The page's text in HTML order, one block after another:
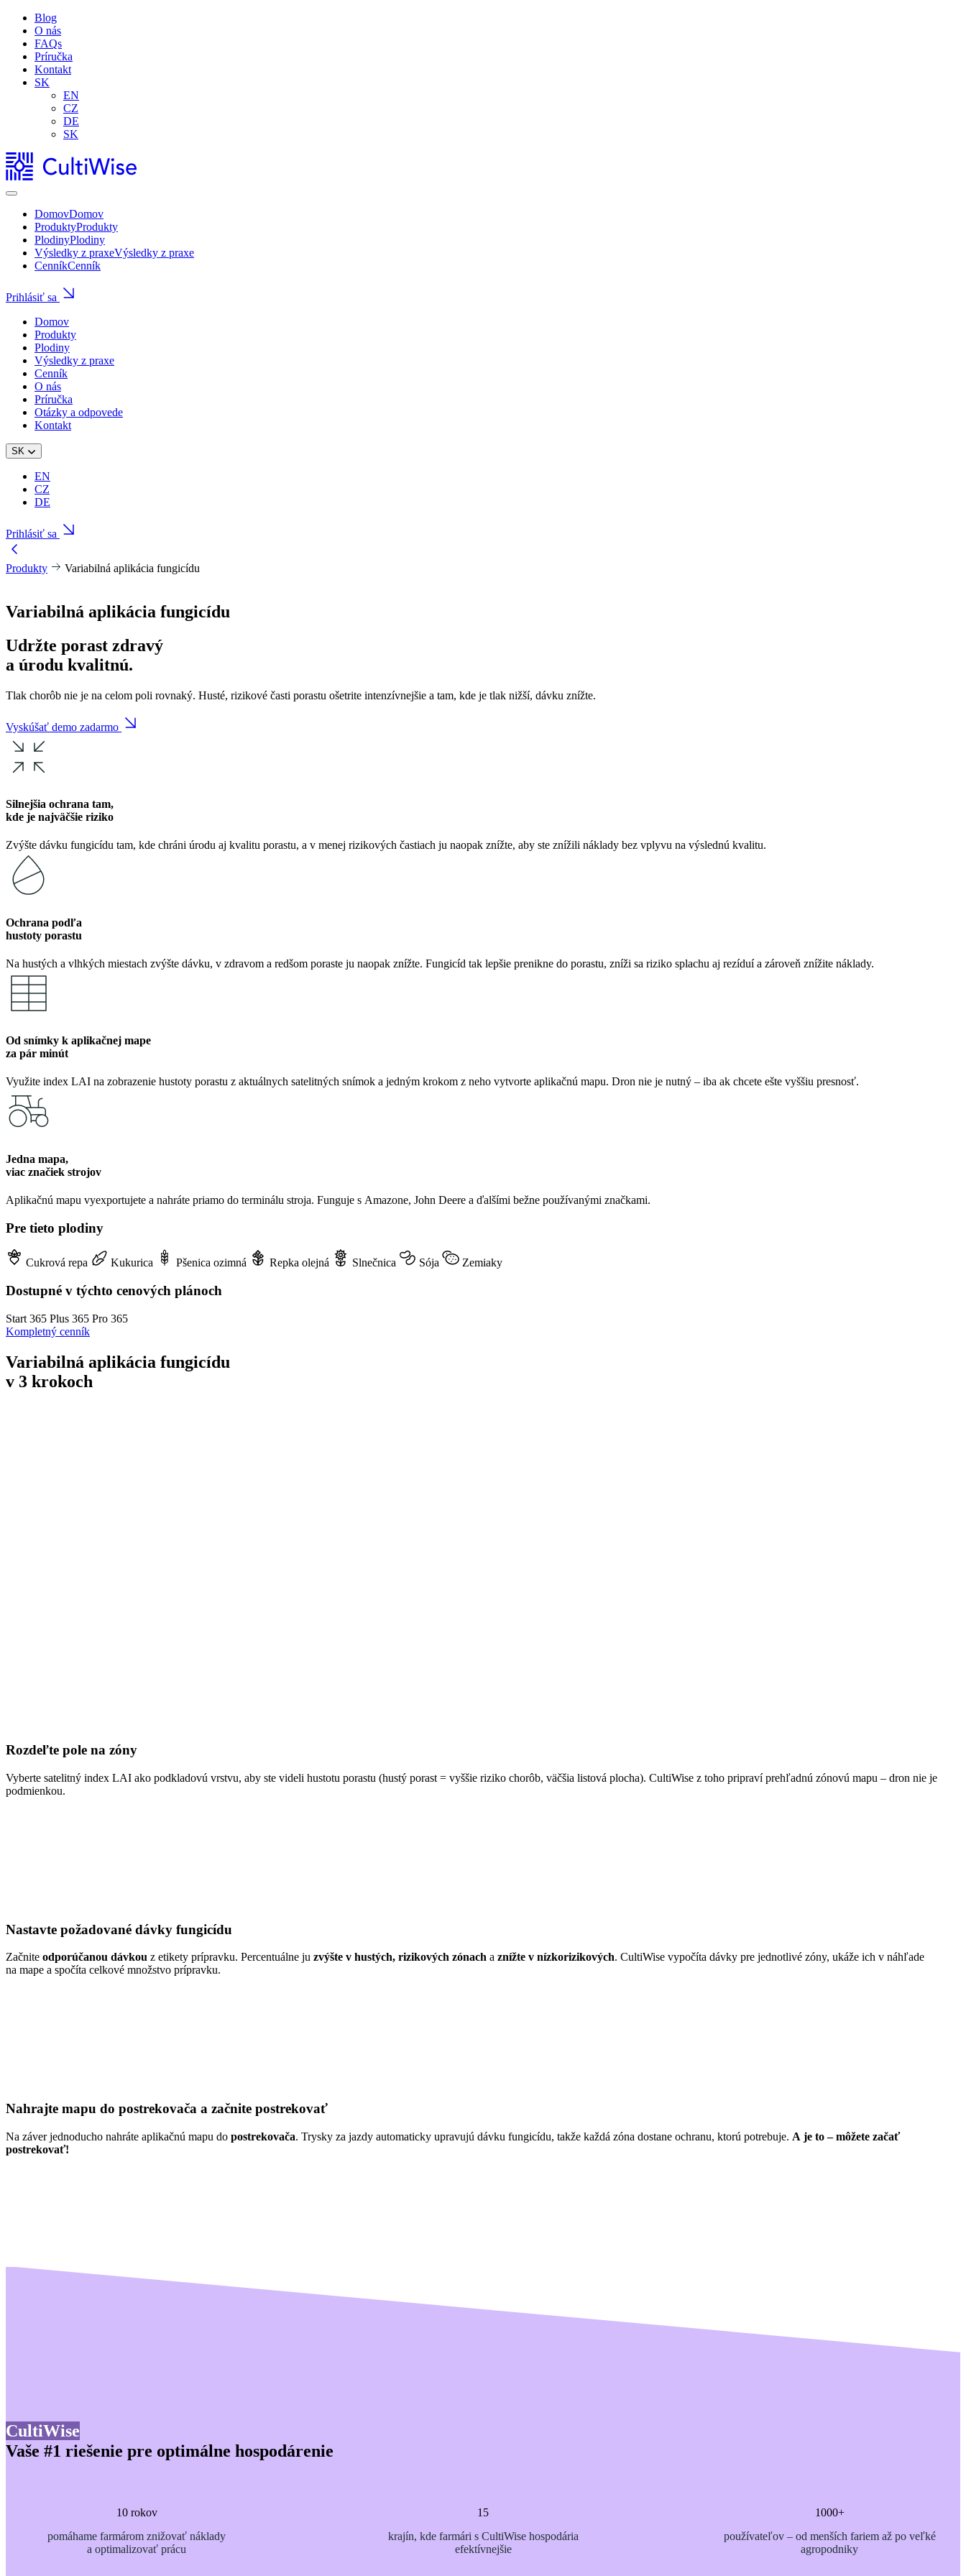
Blog
O nás
FAQs
Príručka
Kontakt
SK
EN
CZ
DE
SK
DomovDomov
ProduktyProdukty
PlodinyPlodiny
Výsledky z praxeVýsledky z praxe
CenníkCenník
Prihlásiť sa
Domov
Produkty
Plodiny
Výsledky z praxe
Cenník
O nás
Príručka
Otázky a odpovede
Kontakt
SK
EN
CZ
DE
Prihlásiť sa
Produkty Variabilná aplikácia fungicídu
Variabilná aplikácia fungicídu
Udržte porast zdravý
a úrodu kvalitnú.
Tlak chorôb nie je na celom poli rovnaký. Husté, rizikové časti porastu ošetrite intenzívnejšie a tam, kde je tlak nižší, dávku znížte.
Vyskúšať demo zadarmo
Silnejšia ochrana tam,
kde je najväčšie riziko
Zvýšte dávku fungicídu tam, kde chráni úrodu aj kvalitu porastu, a v menej rizikových častiach ju naopak znížte, aby ste znížili náklady bez vplyvu na výslednú kvalitu.
Ochrana podľa
hustoty porastu
Na hustých a vlhkých miestach zvýšte dávku, v zdravom a redšom poraste ju naopak znížte. Fungicíd tak lepšie prenikne do porastu, zníži sa riziko splachu aj rezíduí a zároveň znížite náklady.
Od snímky k aplikačnej mape
za pár minút
Využite index LAI na zobrazenie hustoty porastu z aktuálnych satelitných snímok a jedným krokom z neho vytvorte aplikačnú mapu. Dron nie je nutný – iba ak chcete ešte vyššiu presnosť.
Jedna mapa,
viac značiek strojov
Aplikačnú mapu vyexportujete a nahráte priamo do terminálu stroja. Funguje s Amazone, John Deere a ďalšími bežne používanými značkami.
Pre tieto plodiny
Cukrová repa Kukurica Pšenica ozimná Repka olejná Slnečnica Sója Zemiaky
Dostupné v týchto cenových plánoch
Start 365 Plus 365 Pro 365
Kompletný cenník
Variabilná aplikácia fungicídu
v 3 krokoch
Rozdeľte pole na zóny
Vyberte satelitný index LAI ako podkladovú vrstvu, aby ste videli hustotu porastu (hustý porast = vyššie riziko chorôb, väčšia listová plocha). CultiWise z toho pripraví prehľadnú zónovú mapu – dron nie je
podmienkou.
Nastavte požadované dávky fungicídu
Začnite odporúčanou dávkou z etikety prípravku. Percentuálne ju zvýšte v hustých, rizikových zónach a znížte v nízkorizikových. CultiWise vypočíta dávky pre jednotlivé zóny, ukáže ich v náhľade
na mape a spočíta celkové množstvo prípravku.
Nahrajte mapu do postrekovača a začnite postrekovať
Na záver jednoducho nahráte aplikačnú mapu do postrekovača. Trysky za jazdy automaticky upravujú dávku fungicídu, takže každá zóna dostane ochranu, ktorú potrebuje. A je to – môžete začať
postrekovať!
CultiWise
Vaše #1 riešenie pre optimálne hospodárenie
10 rokov
pomáhame farmárom znižovať náklady
a optimalizovať prácu
15
krajín, kde farmári s CultiWise hospodária
efektívnejšie
1000+
používateľov – od menších fariem až po veľké
agropodniky